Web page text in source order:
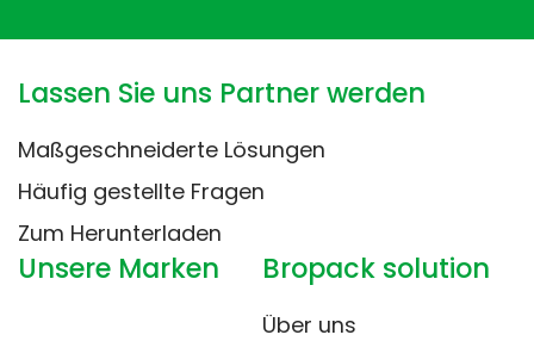
Lassen Sie uns Partner werden
Maßgeschneiderte Lösungen
Häufig gestellte Fragen
Zum Herunterladen
Unsere Marken Bropack solution
Über uns